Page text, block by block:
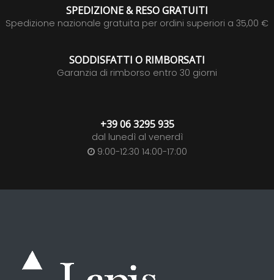
SPEDIZIONE & RESO GRATUITI
Spedizione nazionale gratuita per ordini superiori a 35,00 €
SODDISFATTI O RIMBORSATI
Garanzia di rimborso entro 30 giorni
+39 06 3295 935
dal lunedì al venerdì
9:00-12:30 14:00-17:00